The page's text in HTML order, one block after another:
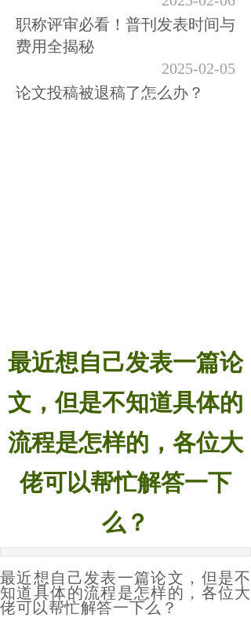
职称评审必看！普刊发表时间与
费用全揭秘
2025-02-05
论文投稿被退稿了怎么办？
物，能不能发？
2024-08-19
最近想自己发表一篇论
文，但是不知道具体的
流程是怎样的，各位大
佬可以帮忙解答一下
么？
最近想自己发表一篇论文，但是不
知道具体的流程是怎样的，各位大
佬可以帮忙解答一下么？